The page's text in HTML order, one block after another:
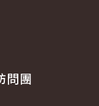
問團